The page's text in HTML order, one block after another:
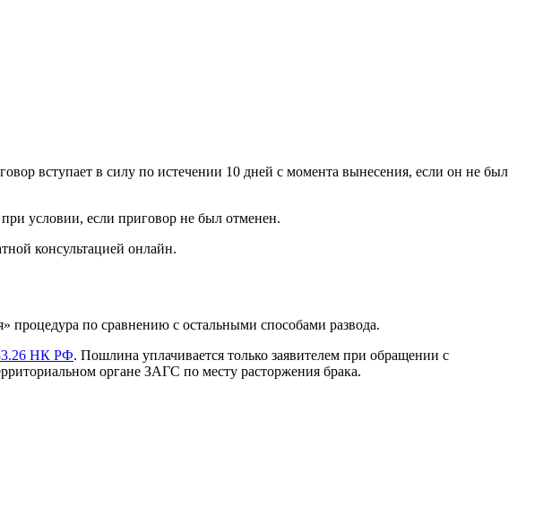
вступает в силу по истечении 10 дней с момента вынесения, если он не был
условии, если приговор не был отменен.
консультацией онлайн.
по сравнению с остальными способами развода.
НК РФ. Пошлина уплачивается только заявителем при обращении с
органе ЗАГС по месту расторжения брака.